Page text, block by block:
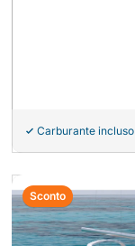
Carburante incluso
Sconto